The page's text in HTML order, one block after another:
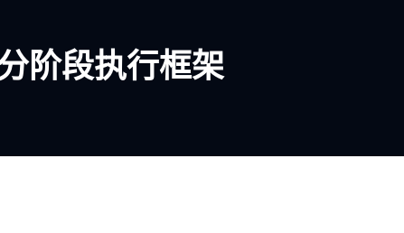
阶段执行框架